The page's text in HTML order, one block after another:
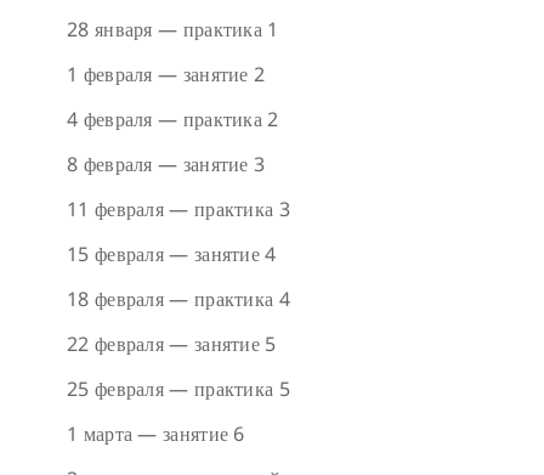
28 января — практика 1
1 февраля — занятие 2
4 февраля — практика 2
8 февраля — занятие 3
11 февраля — практика 3
15 февраля — занятие 4
18 февраля — практика 4
22 февраля — занятие 5
25 февраля — практика 5
1 марта — занятие 6